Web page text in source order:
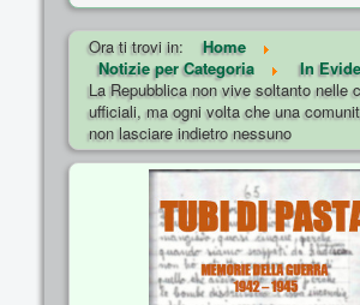
Ora ti trovi in:
Home
Notizie per Categoria
In
La Repubblica non vive soltanto nelle
ufficiali, ma ogni volta che una
non lasciare indietro nessuno